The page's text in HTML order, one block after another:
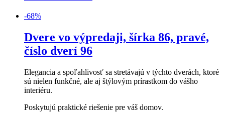
-68%
Dvere vo výpredaji, šírka 86, pravé,
číslo dverí 96
Elegancia a spoľahlivosť sa stretávajú v týchto dverách, ktoré
sú nielen funkčné, ale aj štýlovým prírastkom do vášho
interiéru.
Poskytujú praktické riešenie pre váš domov.